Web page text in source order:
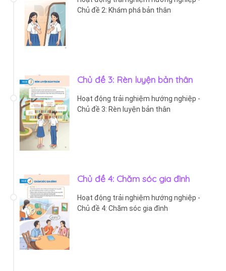
Chủ đề 2: Khám phá bản thân
Chủ đề 3: Rèn luyện bản thân
Hoạt động trải nghiệm hướng nghiệp -
Chủ đề 3: Rèn luyện bản thân
Chủ đề 4: Chăm sóc gia đình
Hoạt động trải nghiệm hướng nghiệp -
Chủ đề 4: Chăm sóc gia đình